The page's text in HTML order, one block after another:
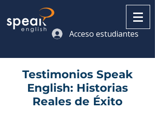
Acceso estudiantes
Testimonios Speak
English: Historias
Reales de Éxito